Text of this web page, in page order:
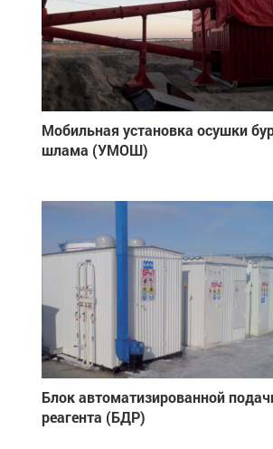
Мобильная установка осушки
шлама (УМОШ)
Блок автоматизированной
реагента (БДР)